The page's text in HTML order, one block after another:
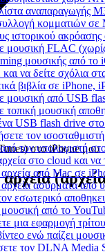
αναπαραγωγής
κομματιών
ιστορικού
μουσική FLAC
μουσικής από
να δείτε σχόλια
βιβλία σε iPhone,
μουσική από USB
τοπική μουσική
USB flash drive στο
τον
τον υπολογιστή
στο cloud και
από Mac σε
ασύρματα από
εσωτερικό
από το
μια εφαρμογή
ενώ παίζει
τον DLNA Media
στο iPhone μου